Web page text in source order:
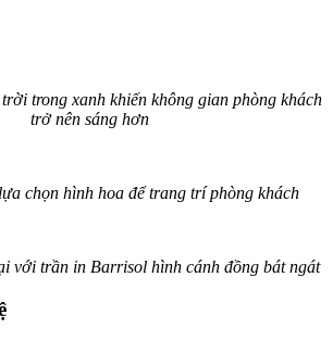
trong xanh khiến không gian phòng khách
trở nên sáng hơn
chọn hình hoa để trang trí phòng khách
với trần in Barrisol hình cánh đồng bát ngát